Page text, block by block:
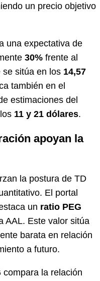
un precio objetivo
una expectativa de
30% frente al
se sitúa en los 14,57
también en el
estimaciones del
11 y 21 dólares.
apoyan la
la postura de TD
El portal
un ratio PEG
AAL. Este valor sitúa
barata en relación
a futuro.
compara la relación